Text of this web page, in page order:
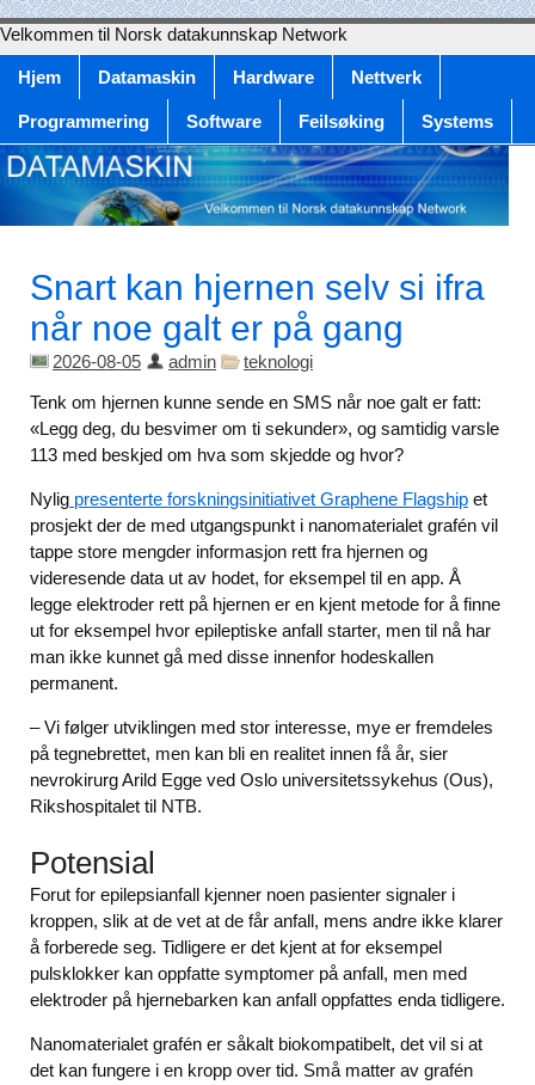
Velkommen til Norsk datakunnskap Network
Hjem Datamaskin Hardware Nettverk
Programmering Software Feilsøking Systems
Snart kan hjernen selv si ifra
når noe galt er på gang
2026-08-05 admin
teknologi
Tenk om hjernen kunne sende en SMS når noe galt er fatt:
«Legg deg, du besvimer om ti sekunder», og samtidig varsle
113 med beskjed om hva som skjedde og hvor?
Nylig presenterte forskningsinitiativet Graphene Flagship et
prosjekt der de med utgangspunkt i nanomaterialet grafén vil
tappe store mengder informasjon rett fra hjernen og
videresende data ut av hodet, for eksempel til en app. Å
legge elektroder rett på hjernen er en kjent metode for å finne
ut for eksempel hvor epileptiske anfall starter, men til nå har
man ikke kunnet gå med disse innenfor hodeskallen
permanent.
– Vi følger utviklingen med stor interesse, mye er fremdeles
på tegnebrettet, men kan bli en realitet innen få år, sier
nevrokirurg Arild Egge ved Oslo universitetssykehus (Ous),
Rikshospitalet til NTB.
Potensial
Forut for epilepsianfall kjenner noen pasienter signaler i
kroppen, slik at de vet at de får anfall, mens andre ikke klarer
å forberede seg. Tidligere er det kjent at for eksempel
pulsklokker kan oppfatte symptomer på anfall, men med
elektroder på hjernebarken kan anfall oppfattes enda tidligere.
Nanomaterialet grafén er såkalt biokompatibelt, det vil si at
det kan fungere i en kropp over tid. Små matter av grafén